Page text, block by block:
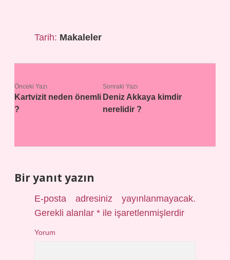
Tarih: Makaleler
Önceki Yazı
Kartvizit neden önemli
?
Sonraki Yazı
Deniz Akkaya kimdir
nerelidir ?
Bir yanıt yazın
E-posta adresiniz yayınlanmayacak.
Gerekli alanlar* ile işaretlenmişlerdir
Yorum